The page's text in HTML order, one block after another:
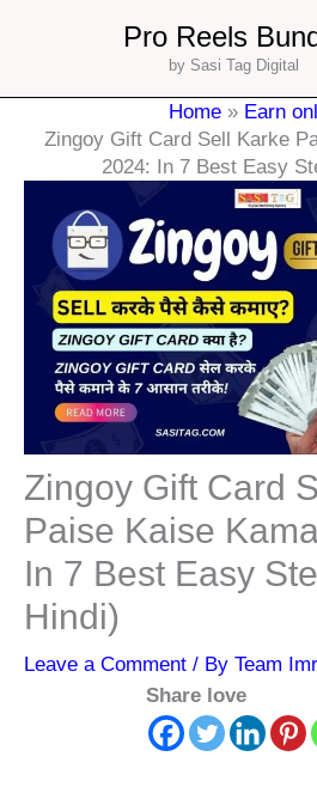
Pro Reels
by Sasi Tag Digital
Home
Earn
Zingoy Gift Card Sell Karke
2024: In 7 Best Easy
Zingoy Gift Card
Paise Kaise
In 7 Best Easy
Hindi)
Leave a Comment / By Team
Share love